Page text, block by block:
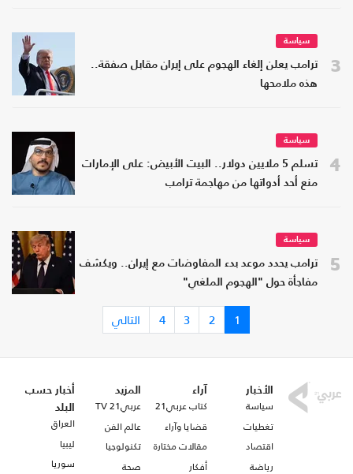
3
سياسة
ترامب يعلن إلغاء الهجوم على إيران مقابل صفقة..
هذه ملامحها
4
سياسة
تسلم 5 ملايين دولار.. البيت الأبيض: على الإمارات
منع أحد أدواتها من مهاجمة ترامب
5
سياسة
ترامب يحدد موعد بدء المفاوضات مع إيران.. ويكشف
مفاجأة حول "الهجوم الملغي"
1
2
3
4 التالي
الأخبار
سياسة
تغطيات
اقتصاد
رياضة
آراء
كتاب عربي21
قضايا وآراء
مقالات مختارة
أفكار
المزيد
عربي21 TV
عالم الفن
تكنولوجيا
صحة
أخبار حسب
البلد
العراق
ليبيا
سوريا